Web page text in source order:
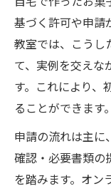
基づく許可や申請
教室では、こうし
て、実例を交えな
す。これにより、
ることができます。
申請の流れは主に
確認・必要書類の
を踏みます。オン